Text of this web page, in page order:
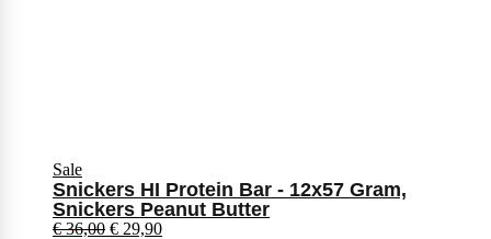
Sale
Snickers HI Protein Bar - 12x57 Gram,
Snickers Peanut Butter
€36,00 € 29,90